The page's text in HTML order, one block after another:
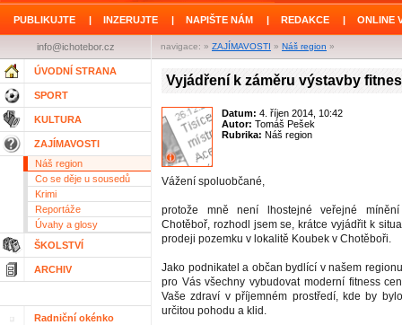
PUBLIKUJTE | INZERUJTE | NAPIŠTE NÁM | REDAKCE | ONLINE
navigace: » ZAJÍMAVOSTI » Náš region »
info@ichotebor.cz
ÚVODNÍ STRANA
SPORT
KULTURA
ZAJÍMAVOSTI
Náš region
Co se děje u sousedů
Krimi
Reportáže
Úvahy a glosy
ŠKOLSTVÍ
ARCHIV
Radniční okénko
Vyjádření k záměru výstavby
Datum: 4. říjen 2014, 10:42
Autor: Tomáš Pešek
Rubrika: Náš region
Vážení spoluobčané,
protože mně není lhostejné veřejné
Chotěboř, rozhodl jsem se, krátce vyjádřit k
prodeji pozemku v lokalitě Koubek v Chotěboři.
Jako podnikatel a občan bydlící v našem
pro Vás všechny vybudovat moderní fitness
Vaše zdraví v příjemném prostředí, kde by
určitou pohodu a klid.